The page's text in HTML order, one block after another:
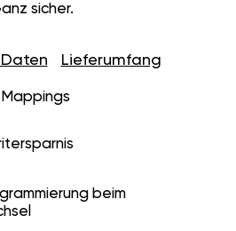
sicher.
Lieferumfang
Mappings
beim